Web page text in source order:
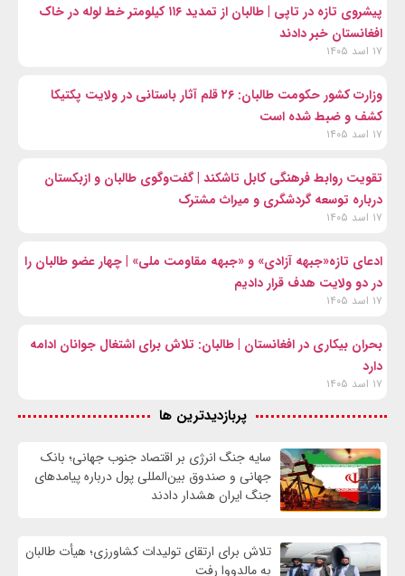
پیشروی تازه در تاپی | طالبان از تمدید ۱۱۶ کیلومتر خط لوله در خاک
افغانستان خبر دادند
۱۷ اسد ۱۴۰۵
وزارت کشور حکومت طالبان: ۲۶ قلم آثار باستانی در ولایت پکتیکا
کشف و ضبط شده است
۱۷ اسد ۱۴۰۵
تقویت روابط فرهنگی کابل تاشکند | گفت‌وگوی طالبان و ازبکستان
درباره توسعه گردشگری و میراث مشترک
۱۷ اسد ۱۴۰۵
ادعای تازه«جبهه آزادی» و «جبهه مقاومت ملی» | چهار عضو طالبان را
در دو ولایت هدف قرار دادیم
۱۷ اسد ۱۴۰۵
بحران بیکاری در افغانستان | طالبان: تلاش برای اشتغال جوانان ادامه
دارد
۱۷ اسد ۱۴۰۵
پربازدیدترین ها
سایه جنگ انرژی بر اقتصاد جنوب جهانی؛ بانک
جهانی و صندوق بین‌المللی پول درباره پیامدهای
جنگ ایران هشدار دادند
تلاش برای ارتقای تولیدات کشاورزی؛ هیأت طالبان
به مالدووا رفت